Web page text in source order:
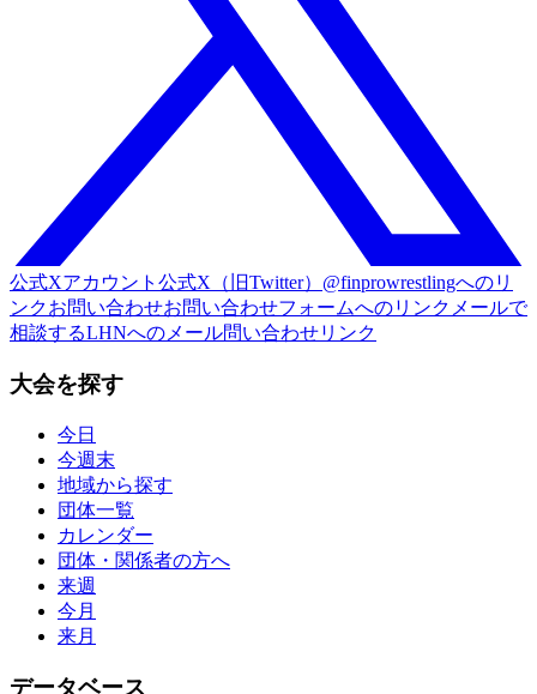
公式Xアカウント 公式X（旧Twitter）@finprowrestlingへのリ
ンクお問い合わせお問い合わせフォームへのリンク メールで
相談するLHNへのメール問い合わせリンク
大会を探す
今日
今週末
地域から探す
団体一覧
カレンダー
団体・関係者の方へ
来週
今月
来月
データベース